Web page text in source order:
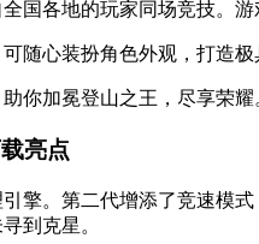
国各地的玩家同场竞技。
随心装扮角色外观，打造极
你加冕登山之王，尽享荣耀
亮点
擎。第二代增添了竞速模
到克星。